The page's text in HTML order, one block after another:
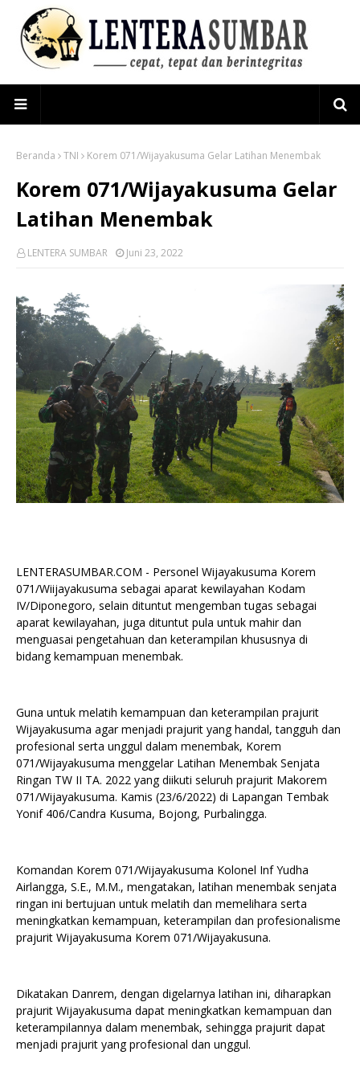
Beranda TNI Korem 071/Wijayakusuma Gelar Latihan Menembak
Korem 071/Wijayakusuma Gelar
Latihan Menembak
LENTERA SUMBAR Juni 23, 2022
LENTERASUMBAR.COM - Personel Wijayakusuma Korem
071/Wiijayakusuma sebagai aparat kewilayahan Kodam
IV/Diponegoro, selain dituntut mengemban tugas sebagai
aparat kewilayahan, juga dituntut pula untuk mahir dan
menguasai pengetahuan dan keterampilan khususnya di
bidang kemampuan menembak.
Guna untuk melatih kemampuan dan keterampilan prajurit
Wijayakusuma agar menjadi prajurit yang handal, tangguh dan
profesional serta unggul dalam menembak, Korem
071/Wijayakusuma menggelar Latihan Menembak Senjata
Ringan TW II TA. 2022 yang diikuti seluruh prajurit Makorem
071/Wijayakusuma. Kamis (23/6/2022) di Lapangan Tembak
Yonif 406/Candra Kusuma, Bojong, Purbalingga.
Komandan Korem 071/Wijayakusuma Kolonel Inf Yudha
Airlangga, S.E., M.M., mengatakan, latihan menembak senjata
ringan ini bertujuan untuk melatih dan memelihara serta
meningkatkan kemampuan, keterampilan dan profesionalisme
prajurit Wijayakusuma Korem 071/Wijayakusuna.
Dikatakan Danrem, dengan digelarnya latihan ini, diharapkan
prajurit Wijayakusuma dapat meningkatkan kemampuan dan
keterampilannya dalam menembak, sehingga prajurit dapat
menjadi prajurit yang profesional dan unggul.